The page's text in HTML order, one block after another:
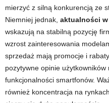
mierzyć z silną konkurencją ze
Niemniej jednak, aktualności
wskazują na stabilną pozycję
wzrost zainteresowania
sprzedaż mają promocje i
pozytywne opinie
funkcjonalności smartfonów.
również koncentracja na